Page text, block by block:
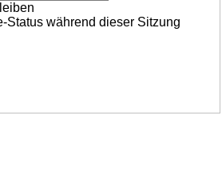
Status während dieser Sitzung